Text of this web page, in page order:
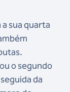
sua quarta
o segundo
da